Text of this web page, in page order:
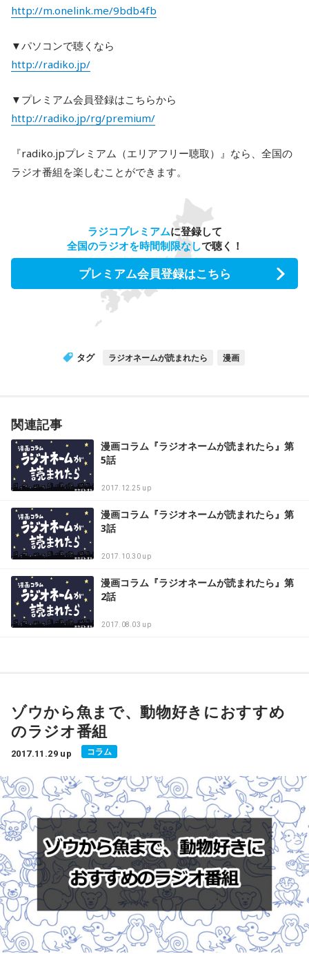
http://m.onelink.me/9bdb4fb
▼パソコンで聴くなら
http://radiko.jp/
▼プレミアム会員登録はこちらから
http://radiko.jp/rg/premium/
『radiko.jpプレミアム（エリアフリー聴取）』なら、全国の
ラジオ番組を楽しむことができます。
ラジコプレミアムに登録して
全国のラジオを時間制限なしで聴く！
プレミアム会員登録はこちら
タグ ラジオネームが読まれたら 漫画
関連記事
漫画コラム『ラジオネームが読まれたら』第
5話
2017.12.25 up
漫画コラム『ラジオネームが読まれたら』第
3話
2017.10.30 up
漫画コラム『ラジオネームが読まれたら』第
2話
2017.08.03 up
ゾウから魚まで、動物好きにおすすめ
のラジオ番組
2017.11.29 up コラム